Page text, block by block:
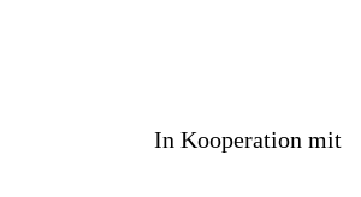
In Kooperation mit